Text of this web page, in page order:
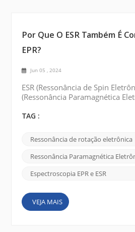
Por Que O ESR Também É
EPR?
Jun 05 , 2024
ESR (Ressonância de Spin
(Ressonância Paramagnética
espectroscópica. A razão para os
histórico do campo e a algumas
interessantes que o cercam.
técnica era chamada de ESR, ou
TAG :
Ressonância de rotação eletrônica
Ressonância Paramagnética
Espectroscopia EPR e ESR
VEJA MAIS